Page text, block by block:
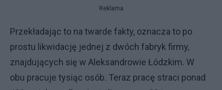
Reklama
Przekładając to na twarde fakty, oznacza to po
prostu likwidację jednej z dwóch fabryk firmy,
znajdujących się w Aleksandrowie Łódzkim. W
obu pracuje tysiąc osób. Teraz pracę straci ponad